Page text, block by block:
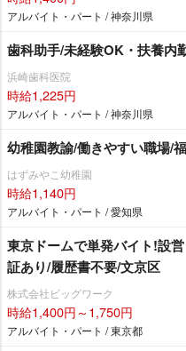
アルバイト・パート / 神奈川県
歯科助手/未経験OK・扶養内
浜崎歯科医院
時給1,225円
アルバイト・パート / 神奈川県
幼稚園教諭/働きやすい職場/
はずみやこ幼稚園
時給1,140円
アルバイト・パート / 愛知県
東京ドームで単発バイト!設
証あり/履歴書不要/文京区
株式会社ビッグワーク
時給1,400円～1,750円
アルバイト・パート / 東京都